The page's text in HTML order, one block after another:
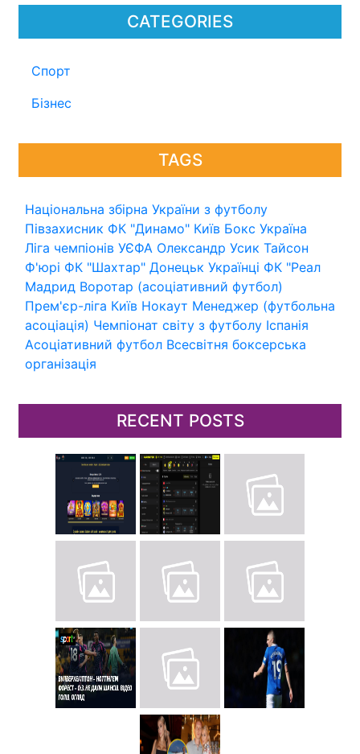
CATEGORIES
Спорт
Бізнес
TAGS
Національна збірна України з футболу
Півзахисник ФК "Динамо" Київ Бокс Україна
Ліга чемпіонів УЄФА Олександр Усик Тайсон
Ф'юрі ФК "Шахтар" Донецьк Українці ФК "Реал
Мадрид Воротар (асоціативний футбол)
Прем'єр-ліга Київ Нокаут Менеджер (футбольна
асоціація) Чемпіонат світу з футболу Іспанія
Асоціативний футбол Всесвітня боксерська
організація
RECENT POSTS